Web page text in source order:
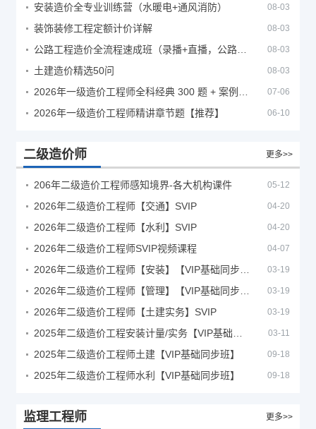
安装造价全专业训练营（水暖电+通风消防） 08-03
装饰装修工程定额计价详解 08-03
08-03
土建造价精选50问 08-03
07-06
2026年一级造价工程师精讲章节题【推荐】 06-10
二级造价师 更多>>
206年二级造价工程师感知境界-各大机构课件 05-12
2026年二级造价工程师【交通】SVIP 04-20
2026年二级造价工程师【水利】SVIP 04-20
2026年二级造价工程师SVIP视频课程 04-07
03-19
03-19
2026年二级造价工程师【土建实务】SVIP 03-19
03-11
2025年二级造价工程师土建【VIP基础同步班】 09-18
2025年二级造价工程师水利【VIP基础同步班】 09-18
监理工程师 更多>>